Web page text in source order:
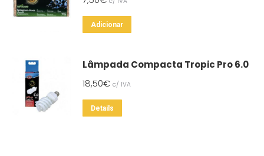
Adicionar
Lâmpada Compacta Tropic Pro 6.0
18,50€ c/ IVA
Details